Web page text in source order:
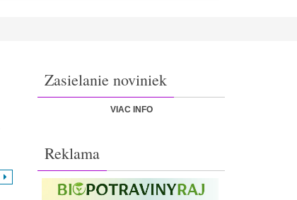
Zasielanie noviniek
VIAC INFO
Reklama